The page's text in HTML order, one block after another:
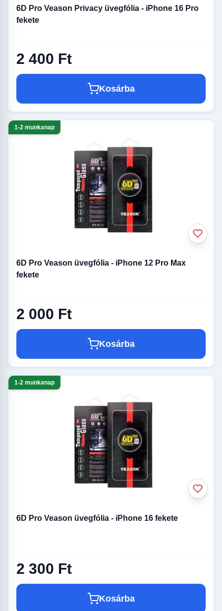
üvegfólia
MAX (6.5) üvegfólia
iPhone 6/6S üvegfólia
iPhone 6 Plus/6S Plus
2022 üvegfólia
iPhone 7 Plus/8 Plus
6D Pro Veason Privacy üvegfólia - iPhone 16 Pro
fekete
2 400 Ft
Kosárba
1-2 munkanap
6D Pro Veason üvegfólia - iPhone 12 Pro Max
fekete
2 000 Ft
Kosárba
1-2 munkanap
6D Pro Veason üvegfólia - iPhone 16 fekete
2 300 Ft
Kosárba